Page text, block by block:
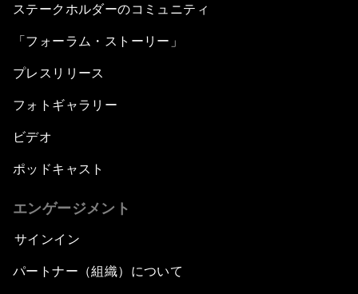
ステークホルダーのコミュニティ
「フォーラム・ストーリー」
プレスリリース
フォトギャラリー
ビデオ
ポッドキャスト
エンゲージメント
サインイン
パートナー（組織）について